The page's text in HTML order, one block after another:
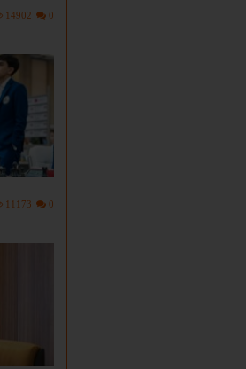
0
14902
0
11173